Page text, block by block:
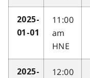
2025-
01-01
11:00
am
HNE
2025-
12:00